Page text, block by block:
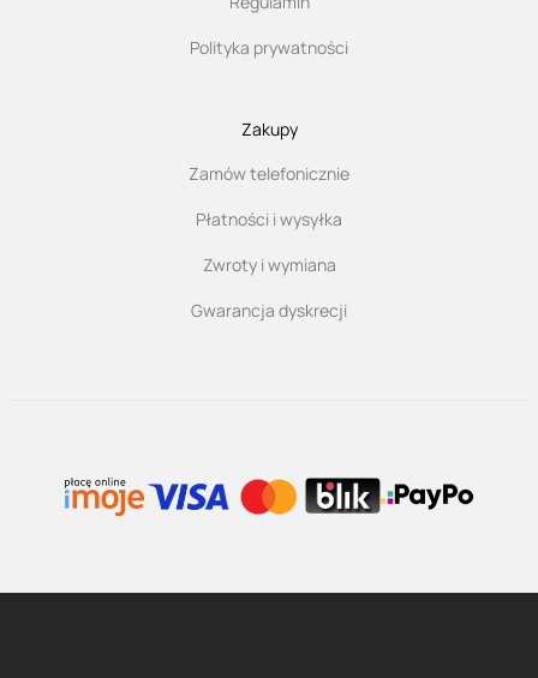
Polityka prywatności
Zakupy
Zamów telefonicznie
Płatności i wysyłka
Zwroty i wymiana
Gwarancja dyskrecji